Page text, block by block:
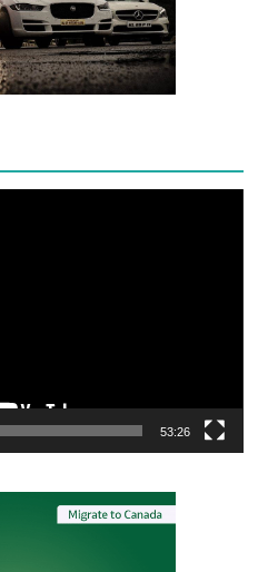
53:26